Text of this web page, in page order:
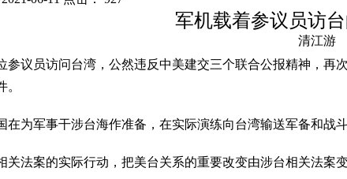
军机载着参议员访台
清江游
员访问台湾，公然违反中美建交三个联合公报精神，再
军事干涉台海作准备，在实际演练向台湾输送军备和战
案的实际行动，把美台关系的重要改变由涉台相关法案